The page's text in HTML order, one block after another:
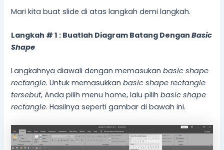
Mari kita buat slide di atas langkah demi langkah.
Langkah # 1 : Buatlah Diagram Batang DenganBasic
Shape
Langkahnya diawali dengan memasukanbasic shape
rectangle. Untuk memasukkanbasic shape rectangle
tersebut, Anda pilih menu home, lalu pilihbasic shape
rectangle. Hasilnya seperti gambar di bawah ini.